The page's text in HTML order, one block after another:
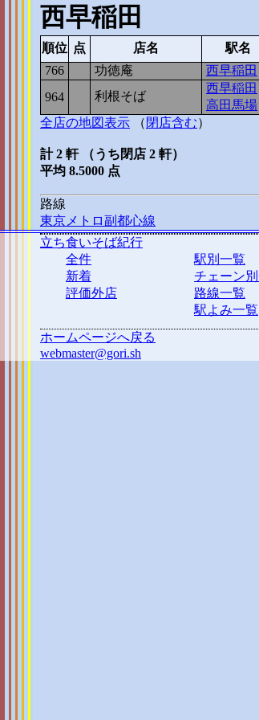
西早稲田
順位 点 店名 駅名
766
功徳庵 西早稲田
964
利根そば
西早稲田
高田馬場
全店の地図表示 （ 閉店含む）
計 2 軒 （うち閉店 2 軒）
平均 8.5000 点
路線
東京メトロ副都心線
立ち食いそば紀行
全件
新着
評価外店
駅別一覧
チェーン
路線一覧
駅よみ一覧
ホームページへ戻る
webmaster@gori.sh